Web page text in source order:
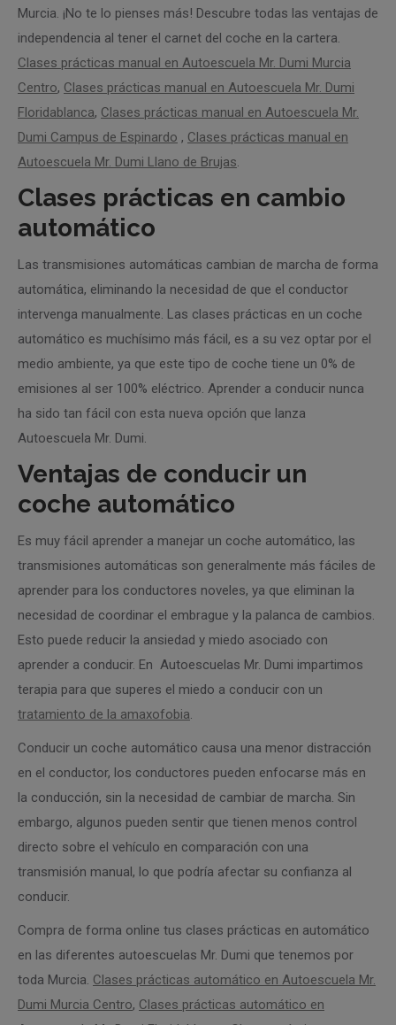
Murcia. ¡No te lo pienses más! Descubre todas las ventajas de
independencia al tener el carnet del coche en la cartera.
Clases prácticas manual en Autoescuela Mr. Dumi Murcia
Centro, Clases prácticas manual en Autoescuela Mr. Dumi
Floridablanca, Clases prácticas manual en Autoescuela Mr.
Dumi Campus de Espinardo , Clases prácticas manual en
Autoescuela Mr. Dumi Llano de Brujas.
Clases prácticas en cambio
automático
Las transmisiones automáticas cambian de marcha de forma
automática, eliminando la necesidad de que el conductor
intervenga manualmente. Las clases prácticas en un coche
automático es muchísimo más fácil, es a su vez optar por el
medio ambiente, ya que este tipo de coche tiene un 0% de
emisiones al ser 100% eléctrico. Aprender a conducir nunca
ha sido tan fácil con esta nueva opción que lanza
Autoescuela Mr. Dumi.
Ventajas de conducir un
coche automático
Es muy fácil aprender a manejar un coche automático, las
transmisiones automáticas son generalmente más fáciles de
aprender para los conductores noveles, ya que eliminan la
necesidad de coordinar el embrague y la palanca de cambios.
Esto puede reducir la ansiedad y miedo asociado con
aprender a conducir. En Autoescuelas Mr. Dumi impartimos
terapia para que superes el miedo a conducir con un
tratamiento de la amaxofobia.
Conducir un coche automático causa una menor distracción
en el conductor, los conductores pueden enfocarse más en
la conducción, sin la necesidad de cambiar de marcha. Sin
embargo, algunos pueden sentir que tienen menos control
directo sobre el vehículo en comparación con una
transmisión manual, lo que podría afectar su confianza al
conducir.
Compra de forma online tus clases prácticas en automático
en las diferentes autoescuelas Mr. Dumi que tenemos por
toda Murcia. Clases prácticas automático en Autoescuela Mr.
Dumi Murcia Centro, Clases prácticas automático en